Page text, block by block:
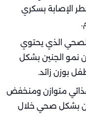
الإصابة بسكري
الذي يحتوي
نمو الجنين بشكل
بوزن زائد.
غذائي متوازن ومنخفض
بشكل صحي خلال